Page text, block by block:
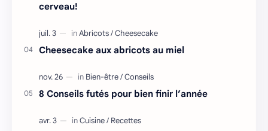
cerveau!
Cheesecake aux abricots au miel
8 Conseils futés pour bien finir l’année